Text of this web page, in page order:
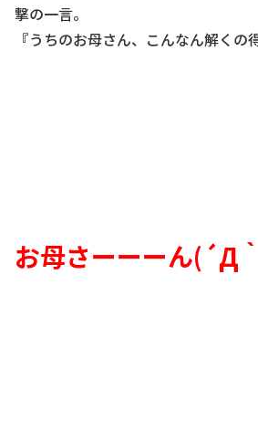
撃の一言。
『うちのお母さん、こんなん解くの
お母さーーーん(´Д